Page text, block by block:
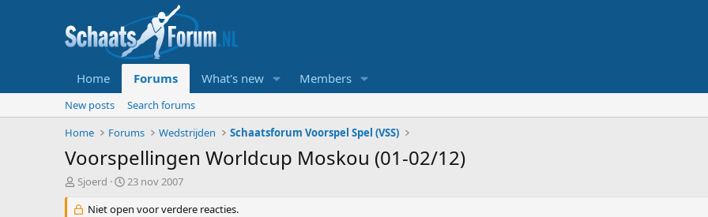
Home Forums What's new Members
New posts
Search forums
Home
Forums Wedstrijden Schaatsforum Voorspel Spel (VSS)
Voorspellingen Worldcup Moskou (01-02/12)
T
p
Sjoerd
S
a
23 nov 2007
Niet open voor verdere reacties.